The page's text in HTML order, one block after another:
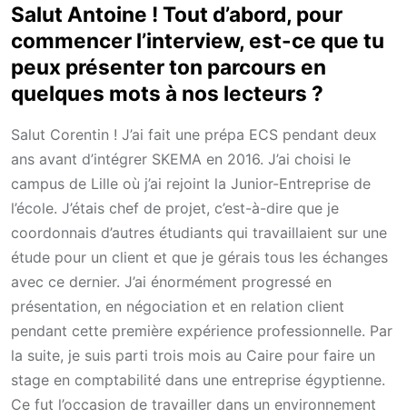
Salut Antoine ! Tout d’abord, pour
commencer l’interview, est-ce que tu
peux présenter ton parcours en
quelques mots à nos lecteurs ?
Salut Corentin ! J’ai fait une prépa ECS pendant deux
ans avant d’intégrer SKEMA en 2016. J’ai choisi le
campus de Lille où j’ai rejoint la Junior-Entreprise de
l’école. J’étais chef de projet, c’est-à-dire que je
coordonnais d’autres étudiants qui travaillaient sur une
étude pour un client et que je gérais tous les échanges
avec ce dernier. J’ai énormément progressé en
présentation, en négociation et en relation client
pendant cette première expérience professionnelle. Par
la suite, je suis parti trois mois au Caire pour faire un
stage en comptabilité dans une entreprise égyptienne.
Ce fut l’occasion de travailler dans un environnement